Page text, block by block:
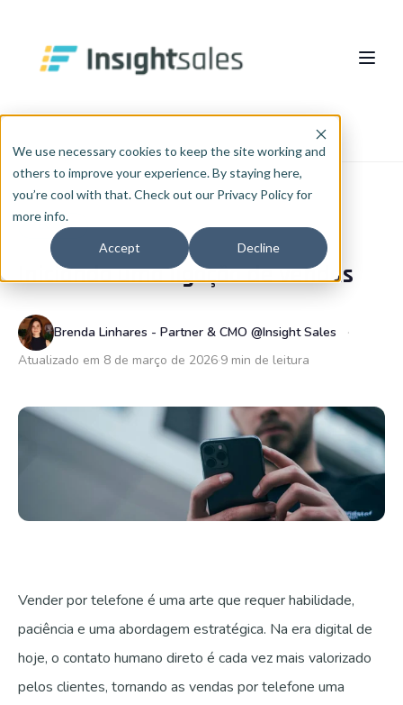
We use necessary cookies to keep the site working and
others to improve your experience. By staying here,
you’re cool with that. Check out our Privacy Policy for
more info.
Accept Decline
O Que Fazemos
Implementação HubSpot
RevOps
Consultoria de Dados e IA
Integrações
Insights
Cases
Blog
InsightCast
PT
🇺🇸 English
Español
Fale com a gente
REVOPS
Iniciando uma ligação de vendas
Brenda Linhares - Partner & CMO @Insight Sales
Atualizado em 8 de março de 2026 9 min de leitura
Vender por telefone é uma arte que requer habilidade,
paciência e uma abordagem estratégica. Na era digital de
hoje, o contato humano direto é cada vez mais valorizado
pelos clientes, tornando as vendas por telefone uma